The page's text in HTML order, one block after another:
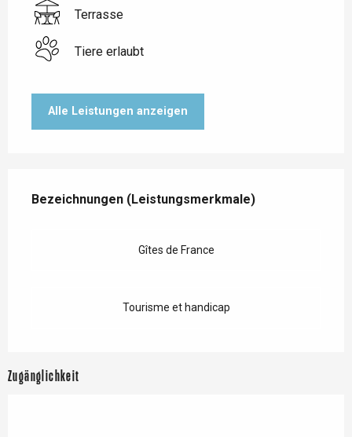
Terrasse
Tiere erlaubt
Alle Leistungen anzeigen
Bezeichnungen (Leistungsmerkmale)
Bezeichnungen (Leistungsmerkmale)
Gîtes de France
Tourisme et handicap
Zugänglichkeit